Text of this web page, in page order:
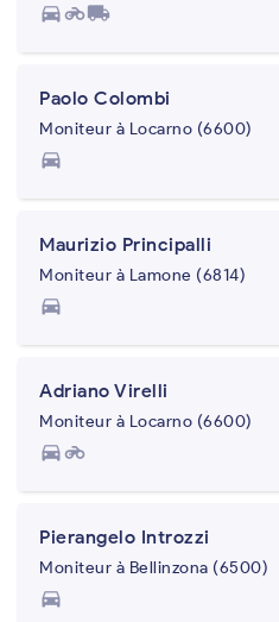
directions_carmotorcyclelocal_shipping
Paolo Colombi
Moniteur à Locarno (6600)
directions_car
Maurizio Principalli
Moniteur à Lamone (6814)
directions_car
Adriano Virelli
Moniteur à Locarno (6600)
directions_carmotorcycle
Pierangelo Introzzi
Moniteur à Bellinzona (6500)
directions_car